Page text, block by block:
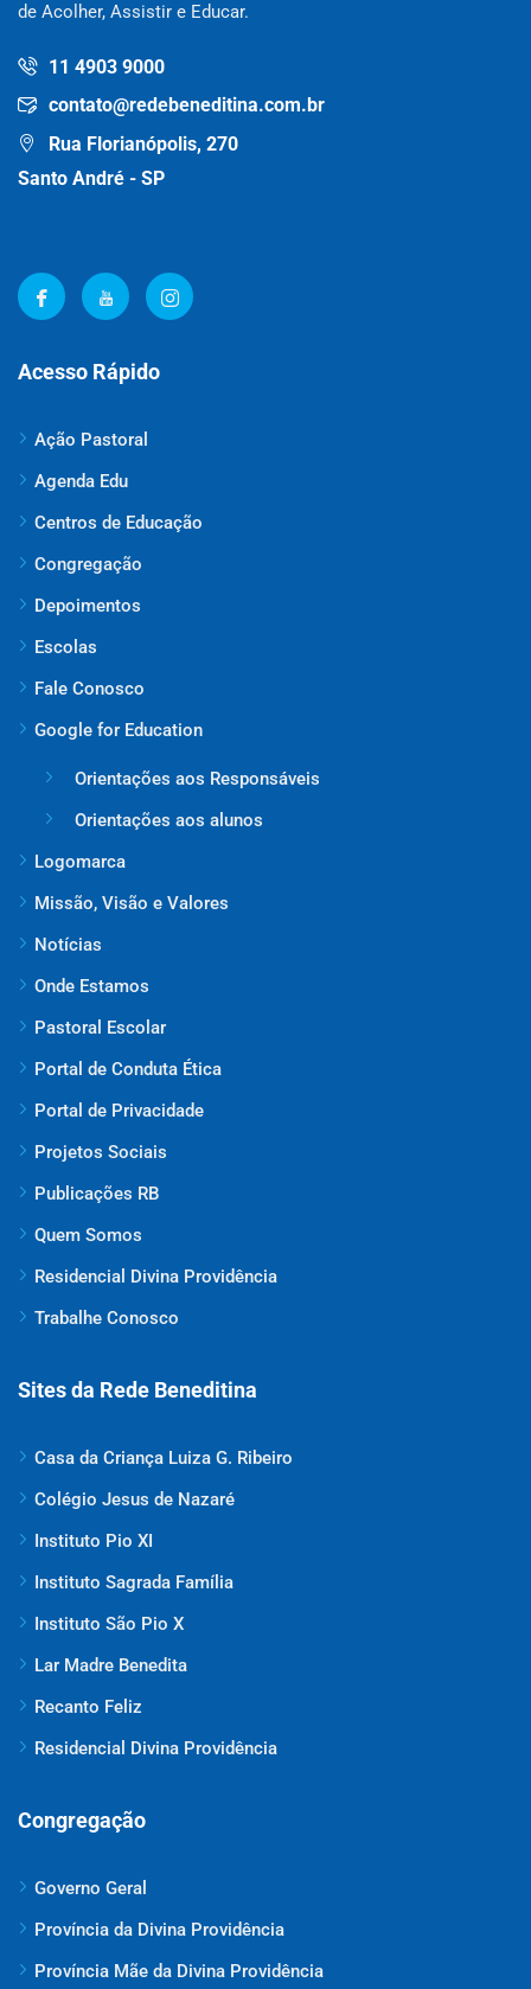
de Acolher, Assistir e Educar.
11 4903 9000
contato@redebeneditina.com.br
Rua Florianópolis, 270
Santo André - SP
Acesso Rápido
Ação Pastoral
Agenda Edu
Centros de Educação
Congregação
Depoimentos
Escolas
Fale Conosco
Google for Education
Orientações aos Responsáveis
Orientações aos alunos
Logomarca
Missão, Visão e Valores
Notícias
Onde Estamos
Pastoral Escolar
Portal de Conduta Ética
Portal de Privacidade
Projetos Sociais
Publicações RB
Quem Somos
Residencial Divina Providência
Trabalhe Conosco
Sites da Rede Beneditina
Casa da Criança Luiza G. Ribeiro
Colégio Jesus de Nazaré
Instituto Pio XI
Instituto Sagrada Família
Instituto São Pio X
Lar Madre Benedita
Recanto Feliz
Residencial Divina Providência
Congregação
Governo Geral
Província da Divina Providência
Província Mãe da Divina Providência